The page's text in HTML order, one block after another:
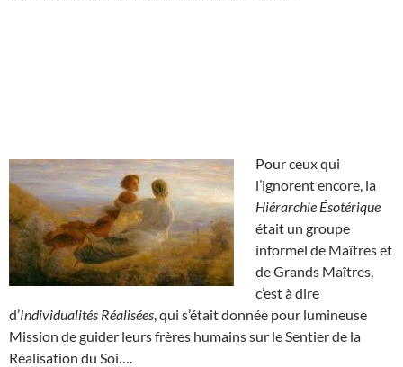
Pour ceux qui
l’ignorent encore, la
Hiérarchie Ésotérique
était un groupe
informel de Maîtres et
de Grands Maîtres,
c’est à dire
d’Individualités Réalisées , qui s’était donnée pour lumineuse
Mission de guider leurs frères humains sur le Sentier de la
Réalisation du Soi….